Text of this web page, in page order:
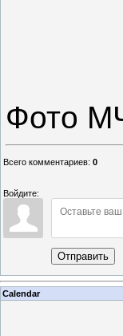
Фото
Всего комментариев: 0
Войдите:
Отправить
Calendar